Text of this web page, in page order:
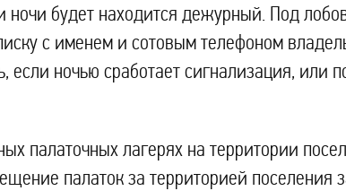
будет находится дежурный. Под
с именем и сотовым телефоном
ночью сработает сигнализация, или
палаточных лагерях на территории
палаток за территорией поселения